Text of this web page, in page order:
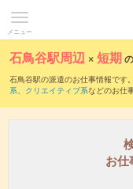
メニュー
石鳥谷駅周辺 ×短期
石鳥谷駅の派遣のお仕事情報です。
系、 クリエイティブ系などのお仕
お仕